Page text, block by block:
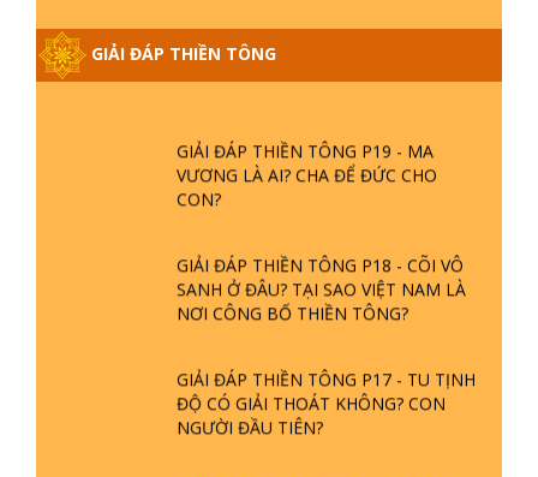
GIẢI ĐÁP THIỀN TÔNG
PHẦN 20 - BÁC NGUYỄN NHÂN LÀ AI?
PHIỀN NÃO DO ĐÂU MÀ CÓ?
VƯƠNG LÀ AI? CHA ĐỂ ĐỨC CHO
CON?
SANH Ở ĐÂU? TẠI SAO VIỆT NAM LÀ
NƠI CÔNG BỐ THIỀN TÔNG?
ĐỘ CÓ GIẢI THOÁT KHÔNG? CON
NGƯỜI ĐẦU TIÊN?